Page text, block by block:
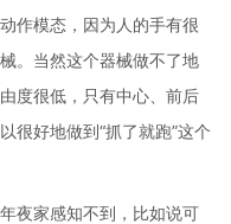
作模态，因为人的手有很
。当然这个器械做不了地
度很低，只有中心、前后
很好地做到“抓了就跑”这个
夜家感知不到，比如说可